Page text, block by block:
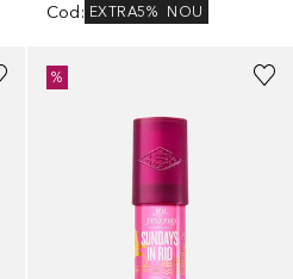
Cod : EXTRA5% NOU
%